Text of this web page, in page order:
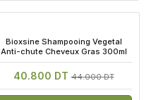
Bioxsine Shampooing Vegetal
Anti-chute Cheveux Gras 300ml
40.800 DT44.000 DT